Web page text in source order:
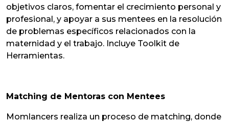
objetivos claros, fomentar el crecimiento personal y
profesional, y apoyar a sus mentees en la resolución
de problemas específicos relacionados con la
maternidad y el trabajo. Incluye Toolkit de
Herramientas.
Matching de Mentoras con Mentees
Momlancers realiza un proceso de matching, donde